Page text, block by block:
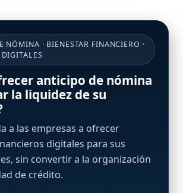
NÓMINA · BIENESTAR FINANCIERO ·
anticipo de nómina
la liquidez de su
a las empresas a ofrecer
digitales para sus
sin convertir a la organización
de crédito.